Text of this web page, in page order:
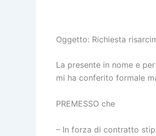
Oggetto: Richiesta
La presente in nome e
mi ha conferito formale
PREMESSO che
– In forza di contratto